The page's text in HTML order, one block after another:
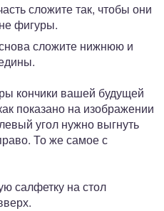
сложите так, чтобы они
фигуры.
сложите нижнюю и
кончики вашей будущей
показано на изображении
угол нужно выгнуть
То же самое с
салфетку на стол